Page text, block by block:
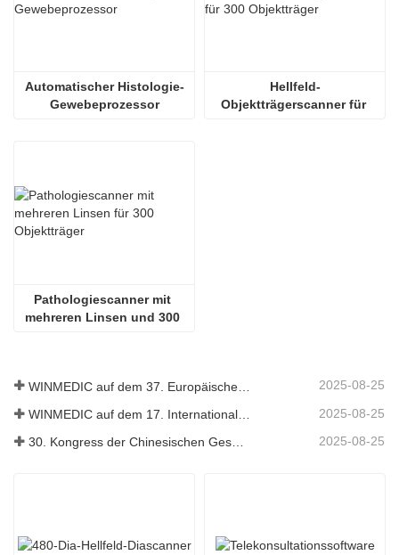
Automatischer Histologie-
Gewebeprozessor
Hellfeld-
Objektträgerscanner für
Pathologiescanner mit
mehreren Linsen und 300
2025-08-25
2025-08-25
30. Kongress der Chinesischen Gesellschaft für Pathologie und 14. Jahrestagung chinesischer Pathologen 2025-08-25